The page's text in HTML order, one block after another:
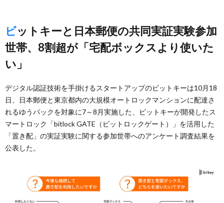
ビットキーと日本郵便の共同実証実験参加
世帯、8割超が「宅配ボックスより使いた
い」
デジタル認証技術を手掛けるスタートアップのビットキーは10月18
日、日本郵便と東京都内の大規模オートロックマンションに配達さ
れるゆうパックを対象に7～8月実施した、ビットキーが開発したス
マートロック「bitlock GATE（ビットロックゲート）」を活用した
「置き配」の実証実験に関する参加世帯へのアンケート調査結果を
公表した。